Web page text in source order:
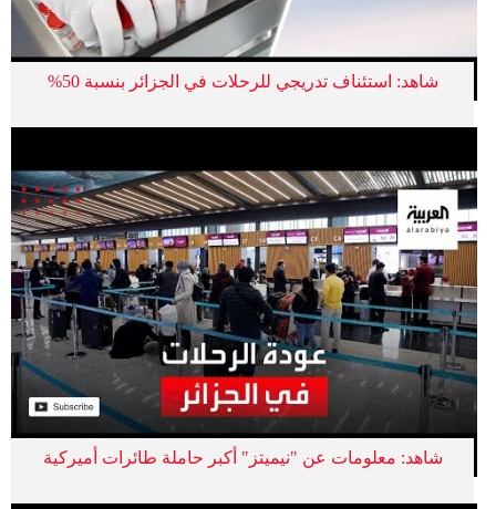
شاهد: استئناف تدريجي للرحلات في الجزائر بنسبة 50%
شاهد: معلومات عن "نيميتز" أكبر حاملة طائرات أميركية